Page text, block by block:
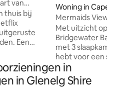
van
thuis bij
Een
naar de
kust van
Woning in Cape
Mermaids View
Met uitzicht op
Bridgewater Bay
met 3
hebt voor een
300 meter lopen
surfstrand en
naar meerdere
in
in Glenelg Shire